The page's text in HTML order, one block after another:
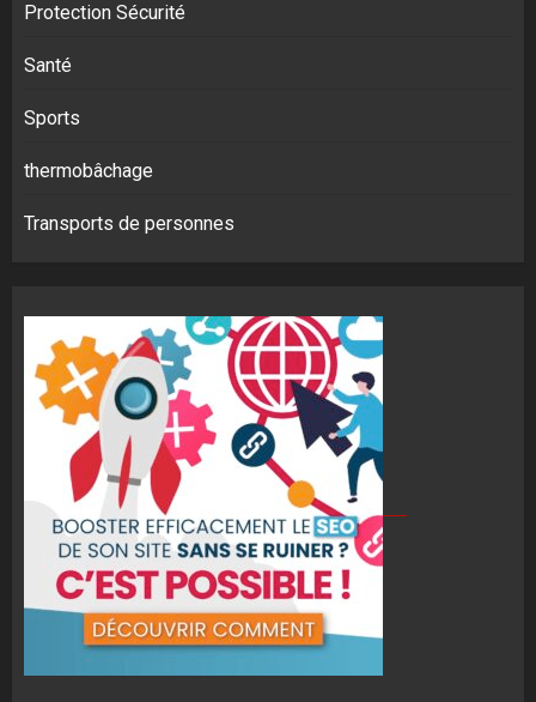
Protection Sécurité
Santé
Sports
thermobâchage
Transports de personnes